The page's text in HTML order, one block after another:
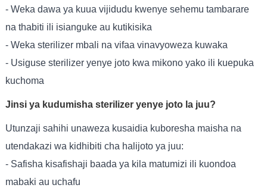
- Weka dawa ya kuua vijidudu kwenye sehemu tambarare
na thabiti ili isianguke au kutikisika
- Weka sterilizer mbali na vifaa vinavyoweza kuwaka
- Usiguse sterilizer yenye joto kwa mikono yako ili kuepuka
kuchoma
Jinsi ya kudumisha sterilizer yenye joto la juu?
Utunzaji sahihi unaweza kusaidia kuboresha maisha na
utendakazi wa kidhibiti cha halijoto ya juu:
- Safisha kisafishaji baada ya kila matumizi ili kuondoa
mabaki au uchafu